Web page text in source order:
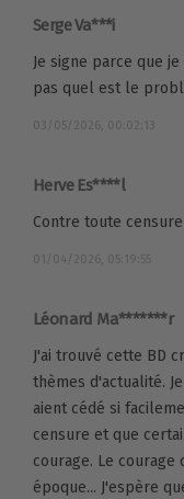
Serge Va***i
Je signe parce que
pas quel est le
03/05/2026, 00:02:13
Herve Es****l
Contre toute censure
01/04/2026, 05:19:55
Léonard Ma*******r
J'ai trouvé cette BD
thèmes d'actualité.
aient cédé si
censure et que
courage. Le
époque... J'espère